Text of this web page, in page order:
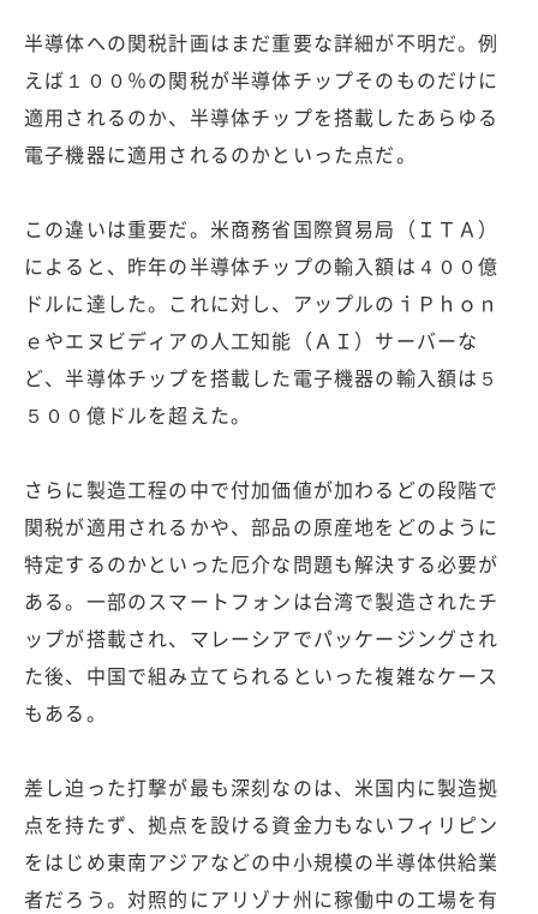
半導体への関税計画はまだ重要な詳細が不明だ。例
えば１００％の関税が半導体チップそのものだけに
適用されるのか、半導体チップを搭載したあらゆる
電子機器に適用されるのかといった点だ。
この違いは重要だ。米商務省国際貿易局（ＩＴＡ）
によると、昨年の半導体チップの輸入額は４００億
ドルに達した。これに対し、アップルのｉＰｈｏｎ
ｅやエヌビディアの人工知能（ＡＩ）サーバーな
ど、半導体チップを搭載した電子機器の輸入額は５
５００億ドルを超えた。
さらに製造工程の中で付加価値が加わるどの段階で
関税が適用されるかや、部品の原産地をどのように
特定するのかといった厄介な問題も解決する必要が
ある。一部のスマートフォンは台湾で製造されたチ
ップが搭載され、マレーシアでパッケージングされ
た後、中国で組み立てられるといった複雑なケース
もある。
差し迫った打撃が最も深刻なのは、米国内に製造拠
点を持たず、拠点を設ける資金力もないフィリピン
をはじめ東南アジアなどの中小規模の半導体供給業
者だろう。対照的にアリゾナ州に稼働中の工場を有